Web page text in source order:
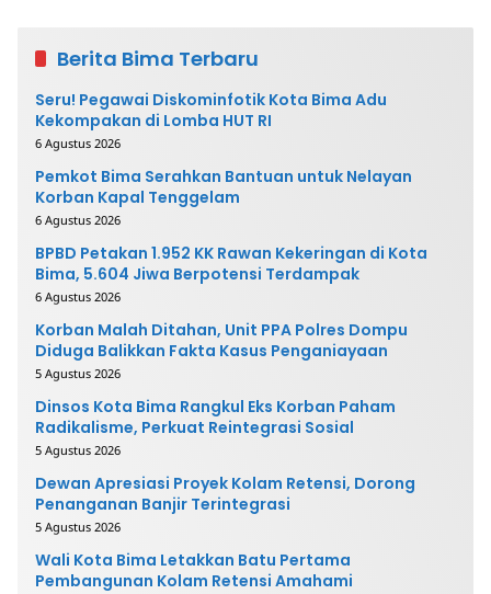
Berita Bima Terbaru
Seru! Pegawai Diskominfotik Kota Bima Adu
Kekompakan di Lomba HUT RI
6 Agustus 2026
Pemkot Bima Serahkan Bantuan untuk Nelayan
Korban Kapal Tenggelam
6 Agustus 2026
BPBD Petakan 1.952 KK Rawan Kekeringan di Kota
Bima, 5.604 Jiwa Berpotensi Terdampak
6 Agustus 2026
Korban Malah Ditahan, Unit PPA Polres Dompu
Diduga Balikkan Fakta Kasus Penganiayaan
5 Agustus 2026
Dinsos Kota Bima Rangkul Eks Korban Paham
Radikalisme, Perkuat Reintegrasi Sosial
5 Agustus 2026
Dewan Apresiasi Proyek Kolam Retensi, Dorong
Penanganan Banjir Terintegrasi
5 Agustus 2026
Wali Kota Bima Letakkan Batu Pertama
Pembangunan Kolam Retensi Amahami